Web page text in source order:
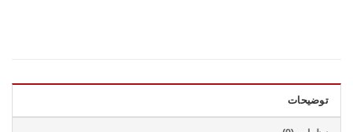
توضیحات